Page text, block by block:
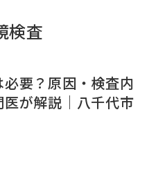
検査
要？原因・検査内
が解説｜八千代市